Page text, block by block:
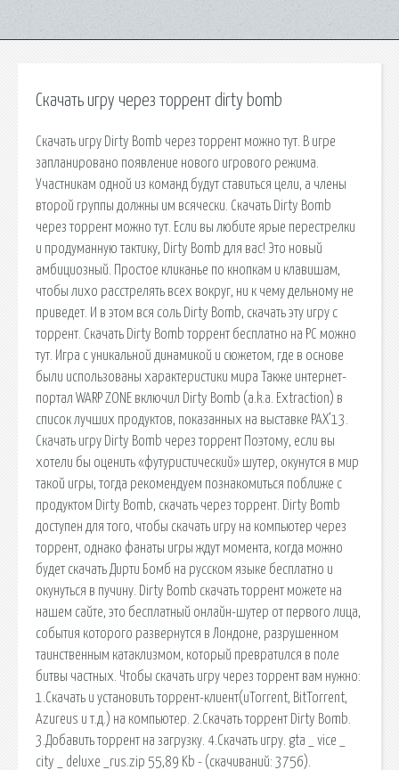
Скачать игру через торрент dirty bomb
Скачать игру Dirty Bomb через торрент можно тут. В игре
запланировано появление нового игрового режима.
Участникам одной из команд будут ставиться цели, а члены
второй группы должны им всячески. Скачать Dirty Bomb
через торрент можно тут. Если вы любите ярые перестрелки
и продуманную тактику, Dirty Bomb для вас! Это новый
амбициозный. Простое кликанье по кнопкам и клавишам,
чтобы лихо расстрелять всех вокруг, ни к чему дельному не
приведет. И в этом вся соль Dirty Bomb, скачать эту игру с
торрент. Скачать Dirty Bomb торрент бесплатно на PC можно
тут. Игра с уникальной динамикой и сюжетом, где в основе
были использованы характеристики мира Также интернет-
портал WARP ZONE включил Dirty Bomb (a.k.a. Extraction) в
список лучших продуктов, показанных на выставке PAX’13.
Скачать игру Dirty Bomb через торрент Поэтому, если вы
хотели бы оценить «футуристический» шутер, окунутся в мир
такой игры, тогда рекомендуем познакомиться поближе с
продуктом Dirty Bomb, скачать через торрент. Dirty Bomb
доступен для того, чтобы скачать игру на компьютер через
торрент, однако фанаты игры ждут момента, когда можно
будет скачать Дирти Бомб на русском языке бесплатно и
окунуться в пучину. Dirty Bomb скачать торрент можете на
нашем сайте, это бесплатный онлайн-шутер от первого лица,
события которого развернутся в Лондоне, разрушенном
таинственным катаклизмом, который превратился в поле
битвы частных. Чтобы скачать игру через торрент вам нужно:
1.Скачать и установить торрент-клиент(uTorrent, BitTorrent,
Azureus и т.д.) на компьютер. 2.Скачать торрент Dirty Bomb.
3.Добавить торрент на загрузку. 4.Скачать игру. gta _ vice _
city _ deluxe _rus.zip 55,89 Kb - (cкачиваний: 3756).